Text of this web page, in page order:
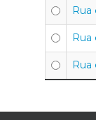
Rua
Rua
Rua